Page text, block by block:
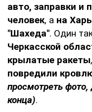
авто, заправки и
человек, а на
"Шахеда". Один
Черкасской
крылатые ракеты,
повредили
просмотреть фото,
конца).